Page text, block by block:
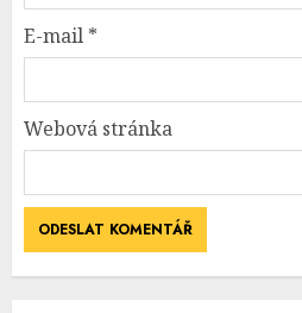
E-mail *
Webová stránka